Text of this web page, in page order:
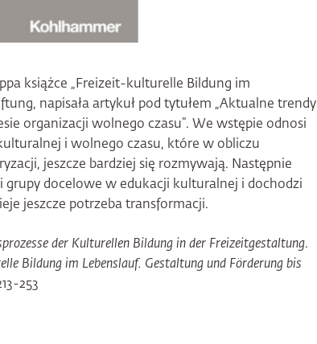
książce „Freizeit-kulturelle Bildung im
napisała artykuł pod tytułem „Aktualne trendy
organizacji wolnego czasu”. We wstępie odnosi
i wolnego czasu, które w obliczu
jeszcze bardziej się rozmywają. Następnie
docelowe w edukacji kulturalnej i dochodzi
jeszcze potrzeba transformacji.
der Kulturellen Bildung in der Freizeitgestaltung.
Bildung im Lebenslauf. Gestaltung und Förderung bis
253